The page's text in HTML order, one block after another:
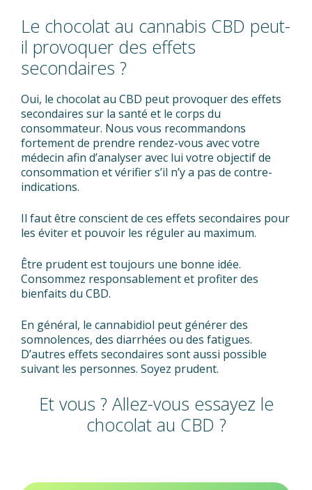
Le chocolat au cannabis CBD peut-
il provoquer des effets
secondaires ?
Oui, le chocolat au CBD peut provoquer des effets
secondaires sur la santé et le corps du
consommateur. Nous vous recommandons
fortement de prendre rendez-vous avec votre
médecin afin d’analyser avec lui votre objectif de
consommation et vérifier s’il n’y a pas de contre-
indications.
Il faut être conscient de ces effets secondaires pour
les éviter et pouvoir les réguler au maximum.
Être prudent est toujours une bonne idée.
Consommez responsablement et profiter des
bienfaits du CBD.
En général, le cannabidiol peut générer des
somnolences, des diarrhées ou des fatigues.
D’autres effets secondaires sont aussi possible
suivant les personnes. Soyez prudent.
Et vous ? Allez-vous essayez le
chocolat au CBD ?